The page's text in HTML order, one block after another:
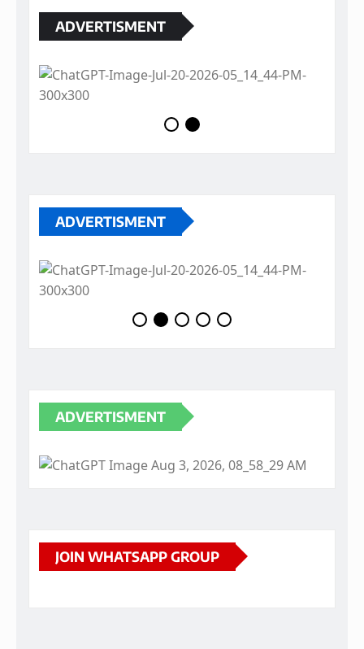
ADVERTISMENT
ADVERTISMENT
ADVERTISMENT
JOIN WHATSAPP GROUP